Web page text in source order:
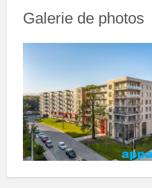
Galerie de photos